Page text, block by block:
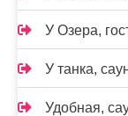
У Озера,
У танка,
Удобная,